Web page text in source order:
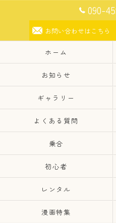
090-
お問い合わせはこちら
ホーム
お知らせ
ギャラリー
よくある質問
乗合
初心者
レンタル
漫画特集